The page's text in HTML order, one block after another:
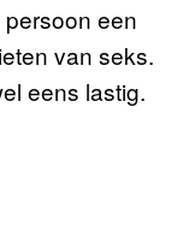
een
van seks.
eens lastig.